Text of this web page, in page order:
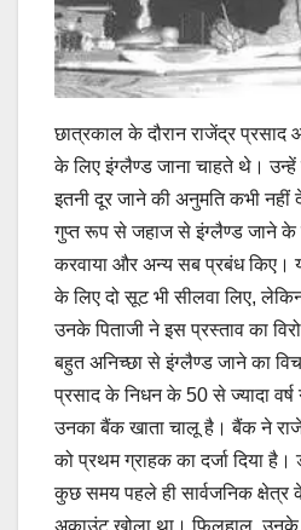
छात्रकाल के दौरान राजेंद्र प्रसाद
के लिए इंग्लैण्ड जाना चाहते थे। उन्हें
इतनी दूर जाने की अनुमति कभी नहीं
गुप्त रूप से जहाज से इंग्लैण्ड जाने के
करवाया और अन्य सब प्रबंध किए।
के लिए दो सूट भी सीलवा लिए,
उनके पिताजी ने इस प्रस्ताव का
बहुत अनिच्छा से इंग्लैण्ड जाने का
प्रसाद के निधन के 50 से ज्यादा
उनका बैंक खाता चालू है। बैंक ने
को प्रथम ग्राहक का दर्जा दिया
कुछ समय पहले ही सार्वजनिक क्षेत्र